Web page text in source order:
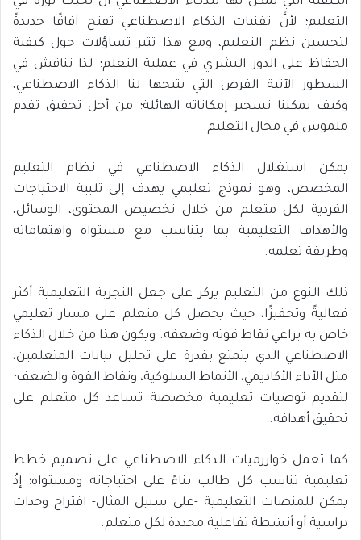
التعليم؛ لأنَّ تقنيات الذكاء الاصطناعي تفتح آفاقًا جديدةً
لتحسين نظم التعليم، ومع هذا تثير تساؤلات حول كيفية
الحفاظ على الدور البشري في عملية التعلم؛ لذا نناقش في
السطور الآتية الفرص التي يتيحها لنا الذكاء الاصطناعي،
وكيف يمكننا تسخير إمكاناته الهائلة؛ من أجل تحقيق تقدم
ملموس في مجال التعليم.
يمكن استغلال الذكاء الاصطناعي في نظام التعليم
المخصص، وهو نموذج تعليمي يهدف إلى تلبية الاحتياجات
الفردية لكل متعلم من خلال تخصيص المحتوى، الوسائل،
والأهداف التعليمية بما يتناسب مع مستواه واهتماماته
وطريقة تعلمه.
ذلك النوع من التعليم يركز على جعل التجربة التعليمية أكثر
فعاليةً وتحفيزًا، حيث يحصل كل متعلم على مسار تعليمي
خاص به يراعي نقاط قوته وضعفه. ويكون هذا من خلال الذكاء
الاصطناعي الذي يتمتع بقدرة على تحليل بيانات المتعلمين،
مثل الأداء الأكاديمي، الأنماط السلوكية، ونقاط القوة والضعف؛
لتقديم توصيات تعليمية مخصصة تساعد كل متعلم على
تحقيق أهدافه.
كما تعمل خوارزميات الذكاء الاصطناعي على تصميم خطط
تعليمية تناسب كل طالب بناءً على احتياجاته ومستواه؛ إذْ
يمكن للمنصات التعليمية -على سبيل المثال- اقتراح وحدات
دراسية أو أنشطة تفاعلية محددة لكل متعلم.